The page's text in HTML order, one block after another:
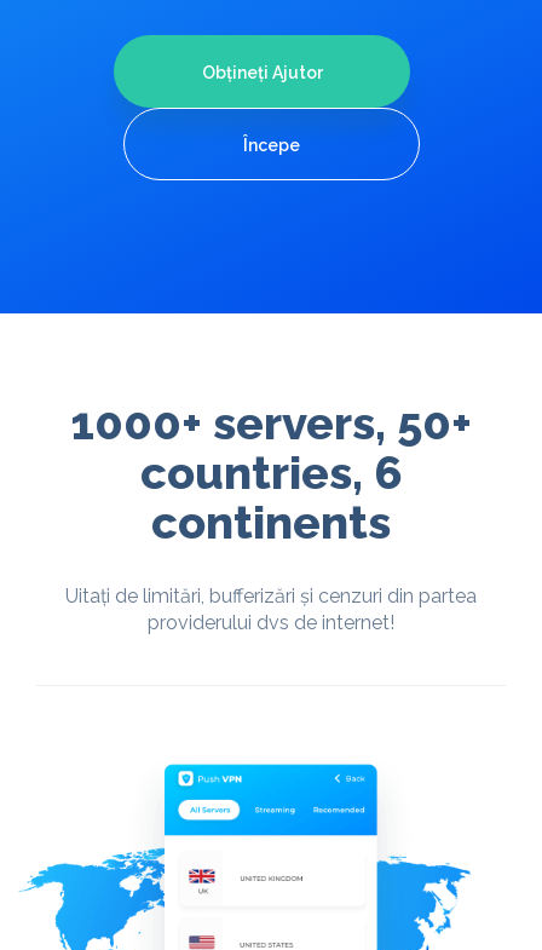
Obțineți Ajutor
Începe
1000+ servers, 50+
countries, 6
continents
Uitați de limitări, bufferizări și cenzuri din partea
providerului dvs de internet!